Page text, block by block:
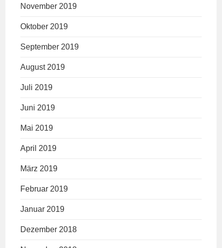
November 2019
Oktober 2019
September 2019
August 2019
Juli 2019
Juni 2019
Mai 2019
April 2019
März 2019
Februar 2019
Januar 2019
Dezember 2018